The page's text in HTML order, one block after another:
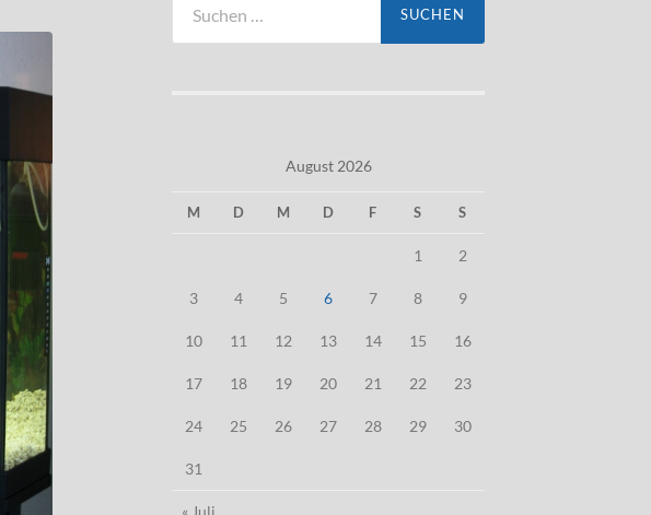
nach:
August 2026
M D M D F S S
1 2
3 4 5 6 7 8 9
10 11 12 13 14 15 16
17 18 19 20 21 22 23
24 25 26 27 28 29 30
31